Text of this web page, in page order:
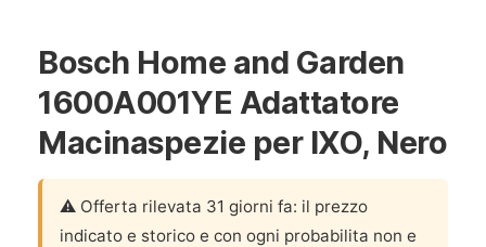
Bosch Home and Garden
1600A001YE Adattatore
Macinaspezie per IXO, Nero
⚠️ Offerta rilevata 31 giorni fa: il prezzo
indicato e storico e con ogni probabilita non e